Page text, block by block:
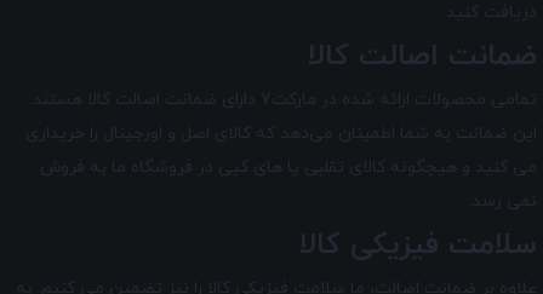
دریافت کنید.
ضمانت اصالت کالا
تمامی محصولات ارائه شده در مارکت7
دارای ضمانت اصالت کالا هستند.
این ضمانت به شما اطمینان می‌دهد که کالای اصل و اورجینال را خریداری
می کنید و هیچگونه کالای تقلبی یا های کپی در فروشگاه ما به فروش
نمی رسد.
سلامت فیزیکی کالا
علاوه بر ضمانت اصالت، ما سلامت فیزیکی کالا را نیز تضمین می‌ کنیم. به